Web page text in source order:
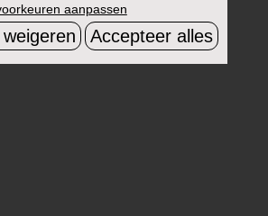
aanpassen
Accepteer alles